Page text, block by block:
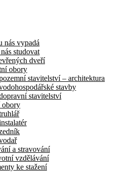
nás vypadá
studovat
dveří
obory
stavitelství – architektura
stavby
stavitelství
obory
a stravování
vzdělávání
ke stažení